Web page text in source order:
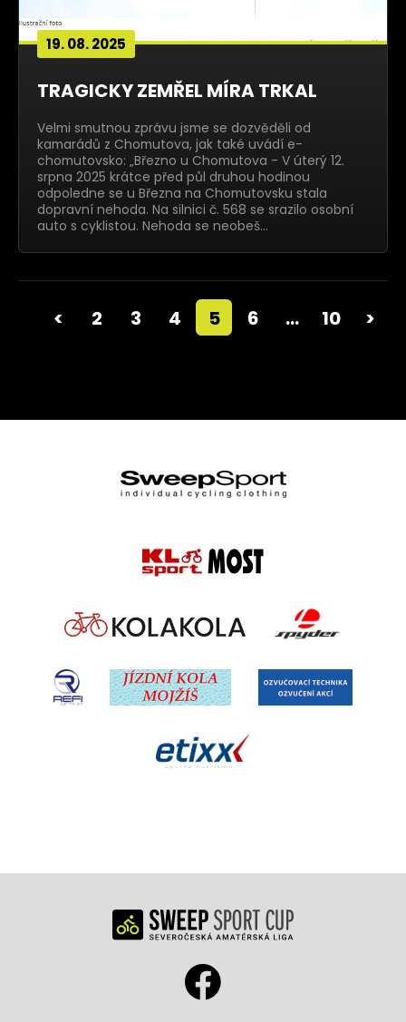
19. 08. 2025
TRAGICKY ZEMŘEL MÍRA TRKAL
Velmi smutnou zprávu jsme se dozvěděli od
kamarádů z Chomutova, jak také uvádí e-
chomutovsko: „Březno u Chomutova - V úterý 12.
srpna 2025 krátce před půl druhou hodinou
odpoledne se u Března na Chomutovsku stala
dopravní nehoda. Na silnici č. 568 se srazilo osobní
auto s cyklistou. Nehoda se neobeš…
< 2 3 4 5 6 … 10 >